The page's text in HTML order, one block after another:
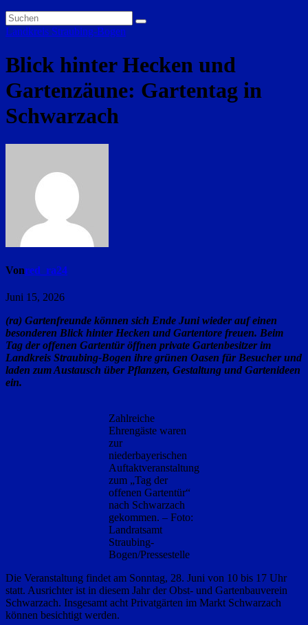
Landkreis Straubing-Bogen
Blick hinter Hecken und
Gartenzäune: Gartentag in
Schwarzach
Vonred_ra24
Juni 15, 2026
(ra) Gartenfreunde können sich Ende Juni wieder auf einen
besonderen Blick hinter Hecken und Gartentore freuen. Beim
Tag der offenen Gartentür öffnen private Gartenbesitzer im
Landkreis Straubing-Bogen ihre grünen Oasen für Besucher und
laden zum Austausch über Pflanzen, Gestaltung und Gartenideen
ein.
Zahlreiche
Ehrengäste waren
zur
niederbayerischen
Auftaktveranstaltung
zum „Tag der
offenen Gartentür“
nach Schwarzach
gekommen. – Foto:
Landratsamt
Straubing-
Bogen/Pressestelle
Die Veranstaltung findet am Sonntag, 28. Juni von 10 bis 17 Uhr
statt. Ausrichter ist in diesem Jahr der Obst- und Gartenbauverein
Schwarzach. Insgesamt acht Privatgärten im Markt Schwarzach
können besichtigt werden.